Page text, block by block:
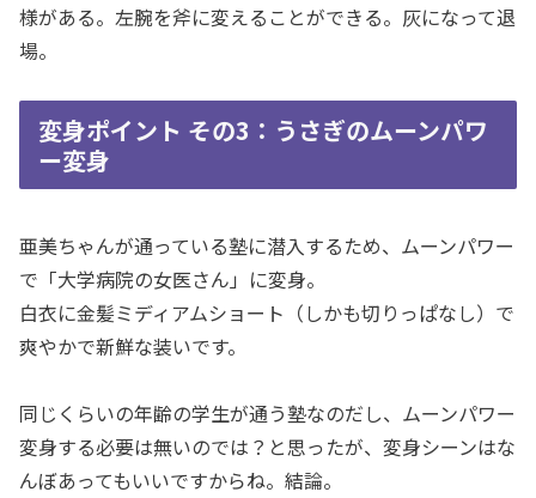
様がある。左腕を斧に変えることができる。灰になって退
場。
変身ポイント その3：うさぎのムーンパワ
ー変身
亜美ちゃんが通っている塾に潜入するため、ムーンパワー
で「大学病院の女医さん」に変身。
白衣に金髪ミディアムショート（しかも切りっぱなし）で
爽やかで新鮮な装いです。
同じくらいの年齢の学生が通う塾なのだし、ムーンパワー
変身する必要は無いのでは？と思ったが、変身シーンはな
んぼあってもいいですからね。結論。